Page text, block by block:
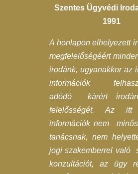
Szentes Ügyvédi
1991
A honlapon elhelyezett
megfelelőségéért
irodánk, ugyanakkor az
információk
adódó kárért
felelősségét. Az itt
információk nem
tanácsnak, nem
jogi szakemberrel való
konzultációt, az ügy